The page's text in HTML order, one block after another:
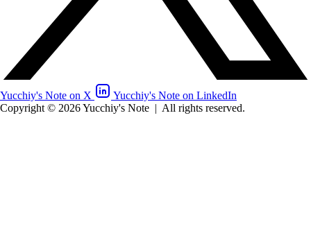
Yucchiy's Note on X
Yucchiy's Note on LinkedIn
Copyright © 2026 Yucchiy's Note | All rights reserved.